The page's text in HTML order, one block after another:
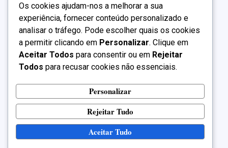
Projetos
Centro Qualifica
Noticias
Contactos
Copyright © 2026 Externato Santa Clara | Powered by
Os cookies ajudam-nos a melhorar a sua
experiência, fornecer conteúdo personalizado e
analisar o tráfego. Pode escolher quais os cookies
a permitir clicando em Personalizar. Clique em
Aceitar Todos para consentir ou em Rejeitar
Todos para recusar cookies não essenciais.
Personalizar
Rejeitar Tudo
Aceitar Tudo